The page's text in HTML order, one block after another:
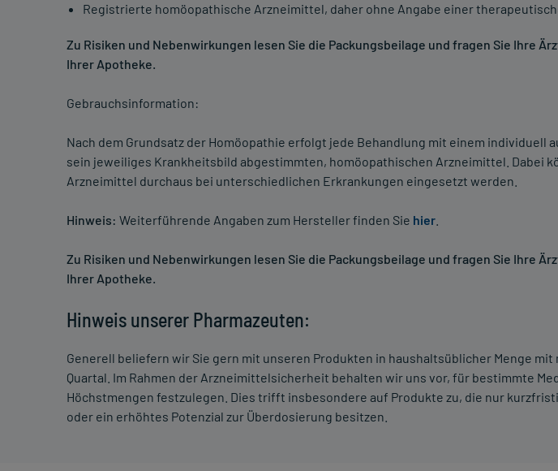
Registrierte homöopathische Arzneimittel, daher ohne Angabe einer
Zu Risiken und Nebenwirkungen lesen Sie die Packungsbeilage und fragen Sie Ihre
Ihrer Apotheke.
Gebrauchsinformation:
Nach dem Grundsatz der Homöopathie erfolgt jede Behandlung mit einem individuell
sein jeweiliges Krankheitsbild abgestimmten, homöopathischen Arzneimittel. Dabei
Arzneimittel durchaus bei unterschiedlichen Erkrankungen eingesetzt werden.
Hinweis: Weiterführende Angaben zum Hersteller finden Sie hier
Zu Risiken und Nebenwirkungen lesen Sie die Packungsbeilage und fragen Sie Ihre
Ihrer Apotheke.
Hinweis unserer Pharmazeuten:
Generell beliefern wir Sie gern mit unseren Produkten in haushaltsüblicher Menge mit
Quartal. Im Rahmen der Arzneimittelsicherheit behalten wir uns vor, für bestimmte
Höchstmengen festzulegen. Dies trifft insbesondere auf Produkte zu, die nur
oder ein erhöhtes Potenzial zur Überdosierung besitzen.